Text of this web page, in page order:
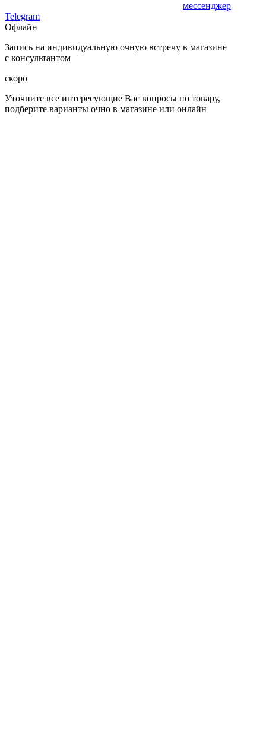
мессенджер
Telegram
Офлайн
Запись на индивидуальную очную встречу в магазине
с консультантом
скоро
Уточните все интересующие Вас вопросы по товару,
подберите варианты очно в магазине или онлайн